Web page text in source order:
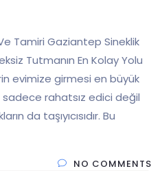
Tamiri Gaziantep Sineklik
Tutmanın En Kolay Yolu
evimize girmesi en büyük
sadece rahatsız edici değil
da taşıyıcısıdır. Bu
NO COMMENTS